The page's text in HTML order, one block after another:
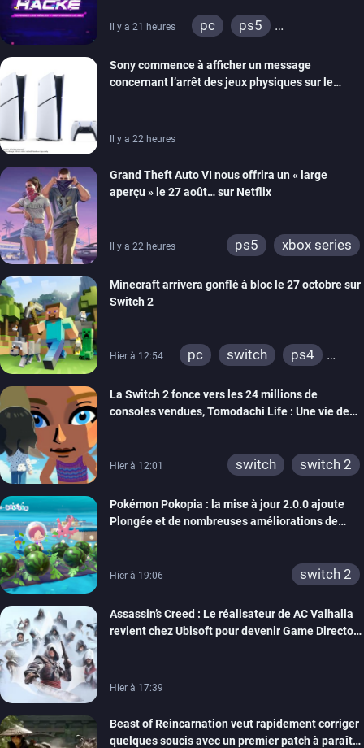
Il y a 21 heures pc
ps5
ios
android
xbox one
switch 2
Sony commence à afficher un message
concernant l’arrêt des jeux physiques sur le
Il y a 22 heures
Grand Theft Auto VI nous offrira un « large
aperçu » le 27 août… sur Netflix
Il y a 22 heures ps5 xbox series
Minecraft arrivera gonflé à bloc le 27 octobre sur
Switch 2
Hier à 12:54 pc switch
ps4
wiiu
3ds
ps3
xbox 360
switch 2
La Switch 2 fonce vers les 24 millions de
consoles vendues, Tomodachi Life : Une vie de
Hier à 12:01 switch switch 2
Pokémon Pokopia : la mise à jour 2.0.0 ajoute
Plongée et de nombreuses améliorations de
Hier à 19:06 switch 2
Assassin’s Creed : Le réalisateur de AC Valhalla
revient chez Ubisoft pour devenir Game Director
Hier à 17:39
Beast of Reincarnation veut rapidement corriger
quelques soucis avec un premier patch à paraître